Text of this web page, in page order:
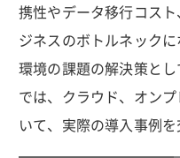
携性やデータ移行コス
ジネスのボトルネック
環境の課題の解決策と
では、クラウド、オン
いて、実際の導入事例